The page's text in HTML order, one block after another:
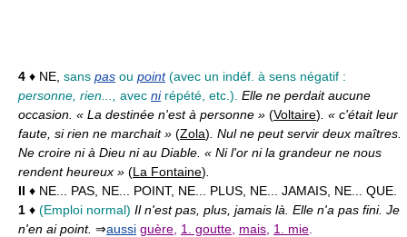
4 ♦ NE, sans pas ou point(avec un indéf. à sens négatif :
personne, rien...,
avec nirépété, etc.). Elle ne perdait aucune
occasion. « La destinée n'est à personne » (Voltaire) . « c'était leur
faute, si rien ne marchait » (Zola) . Nul ne peut servir deux maîtres.
Ne croire ni à Dieu ni au Diable. « Ni l'or ni la grandeur ne nous
rendent heureux » (La Fontaine)
II ♦ NE... PAS, NE... POINT, NE... PLUS, NE... JAMAIS, NE... QUE.
1 ♦ (Emploi normal) Il n'est pas, plus, jamais là. Elle n'a pas fini. Je
n'en ai point. ⇒aussi guère 1. goutte mais 1. mie